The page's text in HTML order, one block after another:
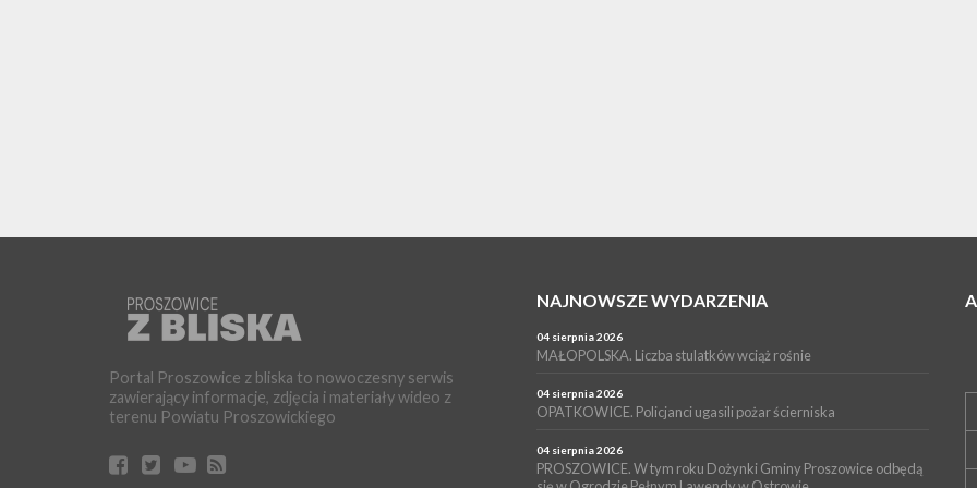
Portal Proszowice z bliska to nowoczesny serwis
zawierający informacje, zdjęcia i materiały wideo z
terenu Powiatu Proszowickiego
NAJNOWSZE WYDARZENIA
04 sierpnia 2026
MAŁOPOLSKA. Liczba stulatków wciąż rośnie
04 sierpnia 2026
OPATKOWICE. Policjanci ugasili pożar ścierniska
04 sierpnia 2026
PROSZOWICE. W tym roku Dożynki Gminy Proszowice odbędą